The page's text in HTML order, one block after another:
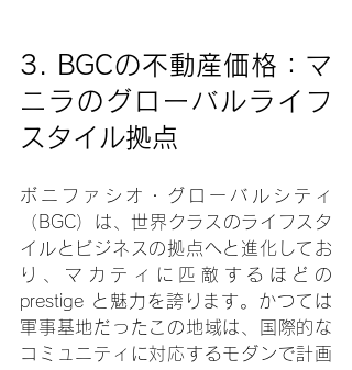
3. BGCの不動産価格：マ
ニラのグローバルライフ
スタイル拠点
ボニファシオ・グローバルシティ
（BGC）は、世界クラスのライフスタ
イルとビジネスの拠点へと進化してお
り、マカティに匹敵するほどの
prestige と魅力を誇ります。かつては
軍事基地だったこの地域は、国際的な
コミュニティに対応するモダンで計画